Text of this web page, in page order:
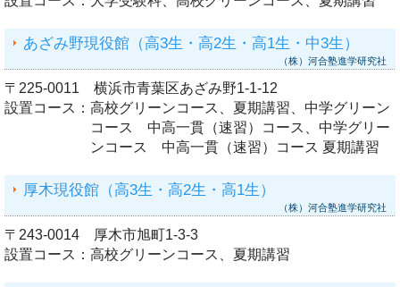
あざみ野現役館（高3生・高2生・高1生・中3生）
（株）河合塾進学研究社
〒225-0011 横浜市青葉区あざみ野1-1-12
設置コース： 高校グリーンコース、夏期講習、中学グリーン
コース 中高一貫（速習）コース、中学グリー
ンコース 中高一貫（速習）コース 夏期講習
厚木現役館（高3生・高2生・高1生）
（株）河合塾進学研究社
〒243-0014 厚木市旭町1-3-3
設置コース： 高校グリーンコース、夏期講習